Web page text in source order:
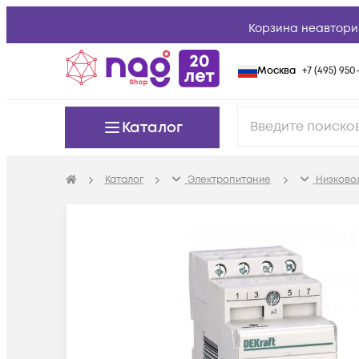
Корзина
Москва +7 (495) 950-
Каталог
Каталог Электропитание